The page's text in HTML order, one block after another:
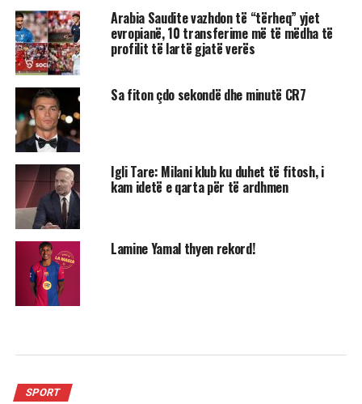
Arabia Saudite vazhdon të “tërheq” yjet
evropianë, 10 transferime më të mëdha të
profilit të lartë gjatë verës
Sa fiton çdo sekondë dhe minutë CR7
Igli Tare: Milani klub ku duhet të fitosh, i
kam idetë e qarta për të ardhmen
Lamine Yamal thyen rekord!
SPORT